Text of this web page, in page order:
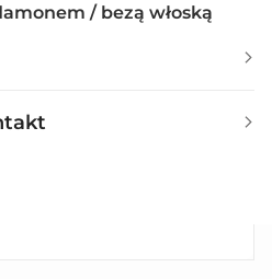
dining
/ bezą włoską